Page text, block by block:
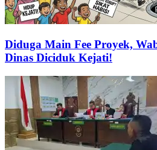
Diduga Main Fee Proyek,
Dinas Diciduk Kejati!